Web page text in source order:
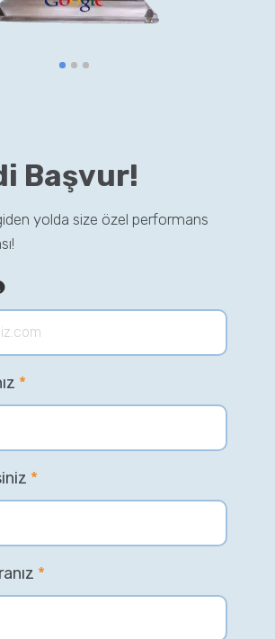
Başvur!
yolda size özel performans
*
*
*